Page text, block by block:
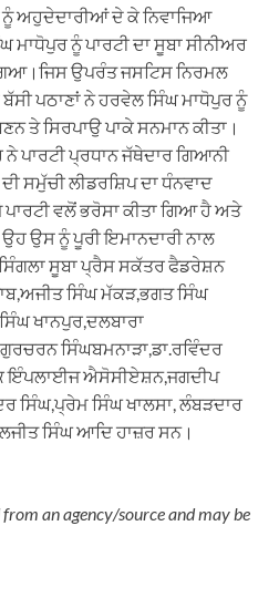
ਅਹੁਦੇਦਾਰੀਆਂ ਦੇ ਕੇ ਨਿਵਾਜਿਆ
ਨੂੰ ਪਾਰਟੀ ਦਾ ਸੂਬਾ ਸੀਨੀਅਰ
ਉਪਰੰਤ ਜਸਟਿਸ ਨਿਰਮਲ
ਪਠਾਣਾਂ ਨੇ ਹਰਵੇਲ ਸਿੰਘ ਮਾਧੋਪੁਰ ਨੂੰ
ਤੇ ਸਿਰਪਾਉ ਪਾਕੇ ਸਨਮਾਨ ਕੀਤਾ।
ਪਾਰਟੀ ਪ੍ਰਧਾਨ ਜੱਥੇਦਾਰ ਗਿਆਨੀ
ਸਮੁੱਚੀ ਲੀਡਰਸ਼ਿਪ ਦਾ ਧੰਨਵਾਦ
ਵਲੋਂ ਭਰੋਸਾ ਕੀਤਾ ਗਿਆ ਹੈ ਅਤੇ
ਉਸ ਨੂੰ ਪੂਰੀ ਇਮਾਨਦਾਰੀ ਨਾਲ
ਸੂਬਾ ਪ੍ਰੈਸ ਸਕੱਤਰ ਫੈਡਰੇਸ਼ਨ
ਸਿੰਘ ਮੱਕੜ,ਭਗਤ ਸਿੰਘ
ਖਾਨਪੁਰ,ਦਲਬਾਰਾ
ਸਿੰਘਬਮਨਾੜਾ,ਡਾ.ਰਵਿੰਦਰ
ਇੰਪਲਾਈਜ ਐਸੋਸੀਏਸ਼ਨ,ਜਗਦੀਪ
ਸਿੰਘ,ਪ੍ਰੇਮ ਸਿੰਘ ਖਾਲਸਾ, ਲੰਬੜਦਾਰ
ਸਿੰਘ ਆਦਿ ਹਾਜ਼ਰ ਸਨ।
an agency/source and may be